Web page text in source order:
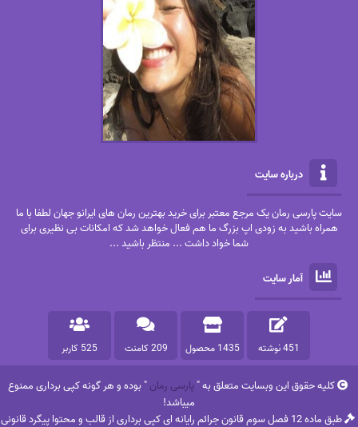
درباره سایت
سایت پارسی رمان یک مرجع معتبر برای خرید بهترین رمان های ایرانو جهان لطفا با ما
همراه باشید به زودی اپ بزرگ ما هم فعال خواهد شد که امکانات بی نظیری برای
شما خواد داشت ... منتظر باشید ...
آمار سایت
451 نوشته 1435 محصول 209 کامنت 525 کاربر
کلیه حقوق این وبسایت متعلق به "پارسی رمان" بوده و هر گونه کپی برداری ممنوع
میباشد!
طبق ماده 12 فصل سوم قانون جرائم رایانه ای کپی برداری از قالب و محتوا پیگرد قانونی